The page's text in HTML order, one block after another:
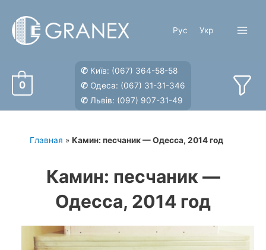
содержимому
Рус Укр
0
✆ Київ: (067) 364-58-58
✆ Одеса: (067) 31-31-346
✆ Львів: (097) 907-31-49
Главная » Камин: песчаник — Одесса, 2014 год
Камин: песчаник —
Одесса, 2014 год